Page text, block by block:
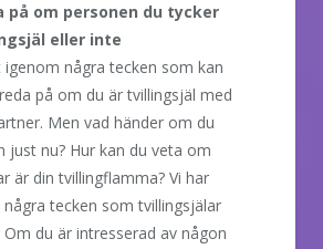
på om personen du tycker
eller inte
igenom några tecken som kan
på om du är tvillingsjäl med
Men vad händer om du
just nu? Hur kan du veta om
är din tvillingflamma? Vi har
tecken som tvillingsjälar
du är intresserad av någon